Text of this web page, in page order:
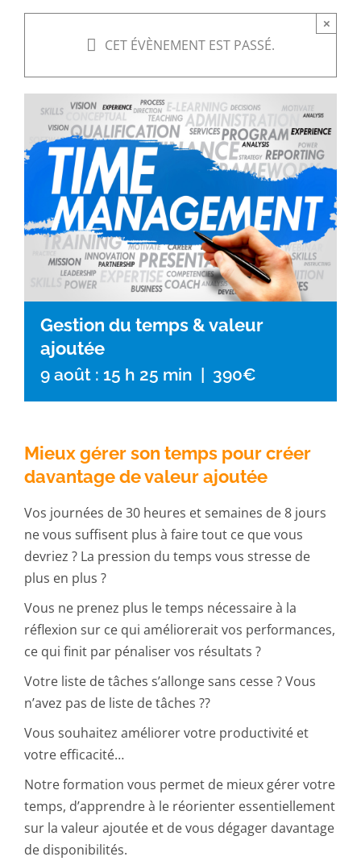
CET ÉVÈNEMENT EST PASSÉ.
×
Gestion du temps & valeur
ajoutée
9 août : 15 h 25 min | 390€
Mieux gérer son temps pour créer
davantage de valeur ajoutée
Vos journées de 30 heures et semaines de 8 jours
ne vous suffisent plus à faire tout ce que vous
devriez ? La pression du temps vous stresse de
plus en plus ?
Vous ne prenez plus le temps nécessaire à la
réflexion sur ce qui améliorerait vos performances,
ce qui finit par pénaliser vos résultats ?
Votre liste de tâches s’allonge sans cesse ? Vous
n’avez pas de liste de tâches ??
Vous souhaitez améliorer votre productivité et
votre efficacité…
Notre formation vous permet de mieux gérer votre
temps, d’apprendre à le réorienter essentiellement
sur la valeur ajoutée et de vous dégager davantage
de disponibilités.